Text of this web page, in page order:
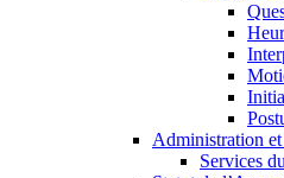
Administration
Services